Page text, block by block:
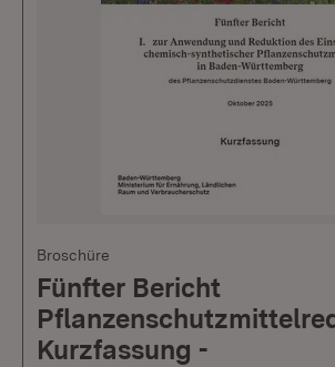
Broschüre
Fünfter Bericht
Kurzfassung -